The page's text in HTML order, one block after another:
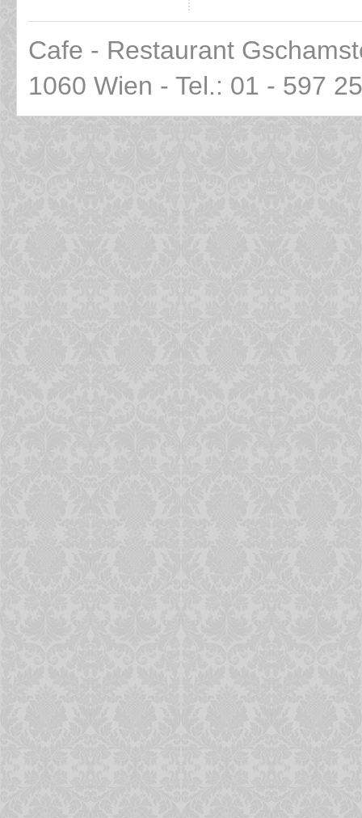
Cafe - Restaurant
1060 Wien - Tel.: 01 - 597